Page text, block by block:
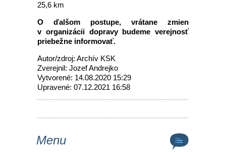
25,6 km
O ďalšom postupe, vrátane zmien
v organizácii dopravy budeme verejnosť
priebežne informovať.
Autor/zdroj: Archív KSK
Zverejnil: Jozef Andrejko
Vytvorené: 14.08.2020 15:29
Upravené: 07.12.2021 16:58
Menu